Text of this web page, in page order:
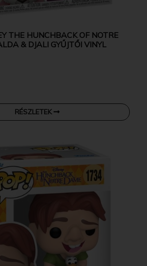
THE HUNCHBACK OF NOTRE
& DJALI GYŰJTŐI VINYL
RÉSZLETEK